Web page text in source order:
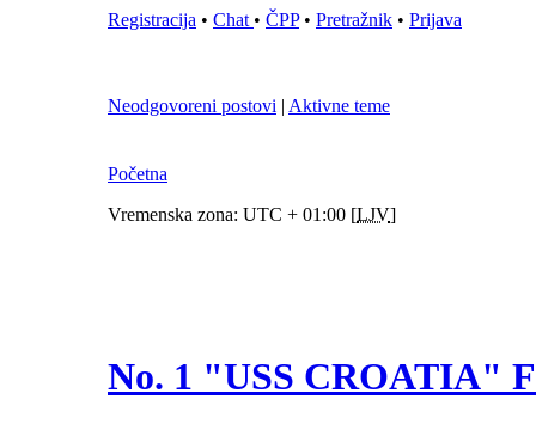
Registracija • Chat • ČPP• Pretražnik • Prijava
Neodgovoreni postovi | Aktivne teme
Početna
Vremenska zona: UTC + 01:00 [LJV]
No. 1 "USS CROATIA"